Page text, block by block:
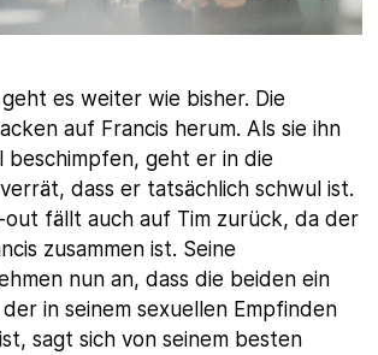
es weiter wie bisher. Die
auf Francis herum. Als sie ihn
beschimpfen, geht er in die
dass er tatsächlich schwul ist.
out fällt auch auf Tim zurück, da der
zusammen ist. Seine
nun an, dass die beiden ein
der in seinem sexuellen Empfinden
sagt sich von seinem besten